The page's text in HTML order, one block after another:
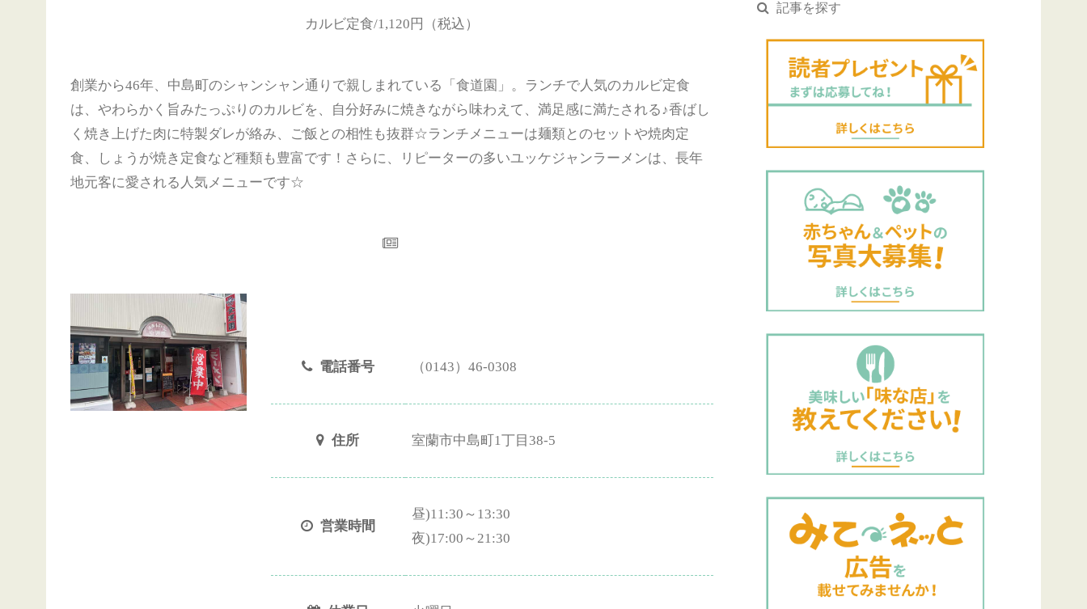
カルビ定食/1,120円（税込）
創業から46年、中島町のシャンシャン通りで親しまれている「食道園」。ランチで人気のカルビ定食
は、やわらかく旨みたっぷりのカルビを、自分好みに焼きながら味わえて、満足感に満たされる♪香ばし
く焼き上げた肉に特製ダレが絡み、ご飯との相性も抜群☆ランチメニューは麺類とのセットや焼肉定
食、しょうが焼き定食など種類も豊富です！さらに、リピーターの多いユッケジャンラーメンは、長年
地元客に愛される人気メニューです☆
電話番号 （0143）46-0308
住所 室蘭市中島町1丁目38-5
営業時間
昼)11:30～13:30
夜)17:00～21:30
記事を探す